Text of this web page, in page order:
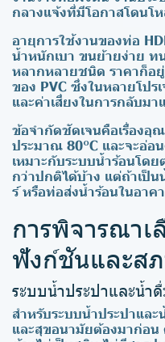
กลางแจ้งที่มีโอกาสโดนโ
อายุการใช้งานของท่อ
น้ำหนักเบา ขนย้ายง่าย ท
หลากหลายชนิด ราคาก็อ
ของ PVC ซึ่งในหลายโปร
และค่าเสี่ยงในการกลับมา
ข้อจำกัดชัดเจนคือเรื่องอุ
ประมาณ 80°C และจะอ่อ
เหมาะกับระบบน้ำร้อนโด
กว่าปกติได้บ้าง แต่ถ้าเป็น
ร์ หรือท่อส่งน้ำร้อนในอาค
การพิจารณา
ฟังก์ชันและส
ระบบน้ำประปาและน้ำ
สำหรับระบบน้ำประปาแล
และสุขอนามัยต้องมาก่อ